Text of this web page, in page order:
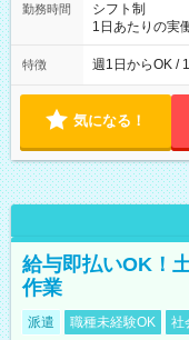
勤務時間
シフト制
1日あたりの実
社後、就業可
特徴 週1日からOK /
気になる！
給与即払いOK！
作業
派遣 職種未経験OK 社